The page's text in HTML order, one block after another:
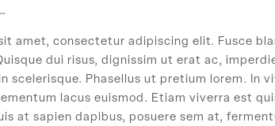
amet, consectetur adipiscing elit. Fusce
dui risus, dignissim ut erat ac,
scelerisque. Phasellus ut pretium lorem. In
lacus euismod. Etiam viverra est
at sapien dapibus, posuere sem at,